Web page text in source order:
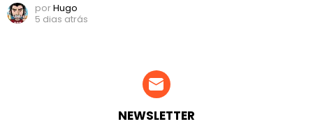
porHugo
5 dias atrás
NEWSLETTER